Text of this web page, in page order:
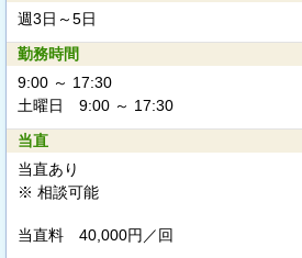
週3日～5日
勤務時間
9:00 ～ 17:30
土曜日 9:00 ～ 17:30
当直
当直あり
※ 相談可能
当直料 40,000円／回